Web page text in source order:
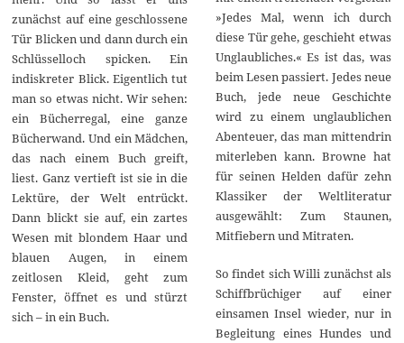
zunächst auf eine geschlossene
Tür Blicken und dann durch ein
Schlüsselloch spicken. Ein
indiskreter Blick. Eigentlich tut
man so etwas nicht. Wir sehen:
ein Bücherregal, eine ganze
Bücherwand. Und ein Mädchen,
das nach einem Buch greift,
liest. Ganz vertieft ist sie in die
Lektüre, der Welt entrückt.
Dann blickt sie auf, ein zartes
Wesen mit blondem Haar und
blauen Augen, in einem
zeitlosen Kleid, geht zum
Fenster, öffnet es und stürzt
sich – in ein Buch.
»Jedes Mal, wenn ich durch
diese Tür gehe, geschieht etwas
Unglaubliches.« Es ist das, was
beim Lesen passiert. Jedes neue
Buch, jede neue Geschichte
wird zu einem unglaublichen
Abenteuer, das man mittendrin
miterleben kann. Browne hat
für seinen Helden dafür zehn
Klassiker der Weltliteratur
ausgewählt: Zum Staunen,
Mitfiebern und Mitraten.
So findet sich Willi zunächst als
Schiffbrüchiger auf einer
einsamen Insel wieder, nur in
Begleitung eines Hundes und